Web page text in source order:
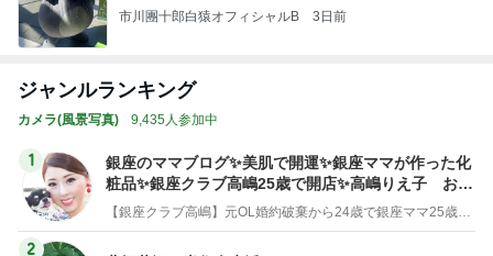
市川團十郎白猿オフィシャルB 3日前
ジャンルランキング
カメラ(風景写真) 9,435人参加中
1
銀座のママブログ✨美肌で開運✨銀座ママが作った化
粧品✨銀座クラブ高嶋25歳で開店✨高嶋りえ子 お着
物でエルメス バーキン コーデ
【銀座クラブ高嶋】元OL婚約破棄から24歳で銀座ママ25歳でオーナーママ銀座 美肌で開運♡パワースポット巡り高嶋りえ子ブログ
2